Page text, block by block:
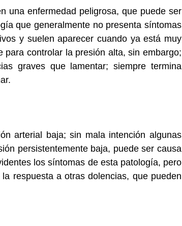
una enfermedad peligrosa, que puede ser
que generalmente no presenta síntomas
y suelen aparecer cuando ya está muy
controlar la presión alta, sin embargo;
graves que lamentar; siempre termina
arterial baja; sin mala intención algunas
persistentemente baja, puede ser causa
los síntomas de esta patología, pero
respuesta a otras dolencias, que pueden